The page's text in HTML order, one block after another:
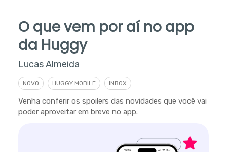
O que vem por aí no app
da Huggy
Lucas Almeida
NOVO HUGGY MOBILE INBOX
Venha conferir os spoilers das novidades que você vai
poder aproveitar em breve no app.